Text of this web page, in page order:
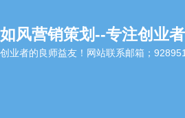
如风营销策划--专注创业
创业者的良师益友！网站联系邮箱；